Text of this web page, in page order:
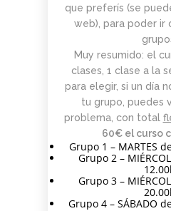
que preferís (se
web), para poder ir
Muy resumido: el
clases, 1 clase a la
para elegir, si un día
tu grupo, puedes
problema, con total
60€ el curso
Grupo 1 – MARTES
Grupo 2 –
Grupo 3 –
Grupo 4 – SÁBADO